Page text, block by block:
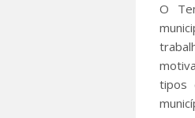
O
tipos